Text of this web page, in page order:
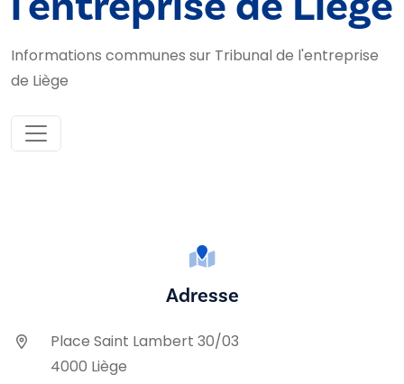
Informations communes sur Tribunal de l'entreprise
de Liège
Adresse
Place Saint Lambert 30/03
4000 Liège